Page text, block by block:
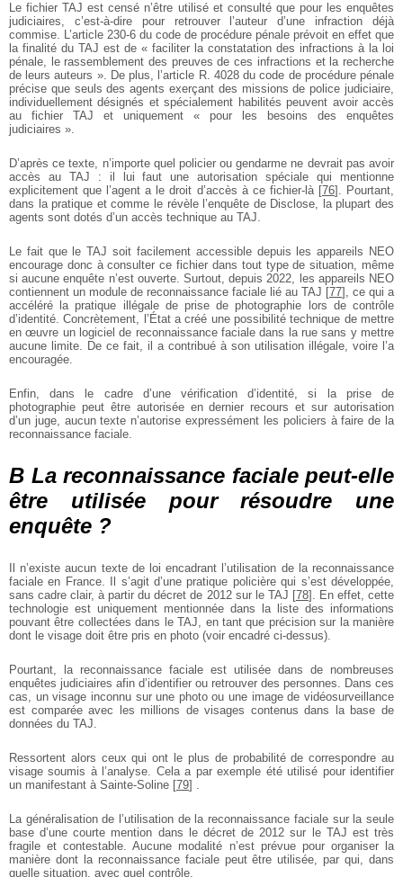
Le fichier TAJ est censé n’être utilisé et consulté que pour les enquêtes
judiciaires, c’est-à-dire pour retrouver l’auteur d’une infraction déjà
commise. L’article 230-6 du code de procédure pénale prévoit en effet que
la finalité du TAJ est de « faciliter la constatation des infractions à la loi
pénale, le rassemblement des preuves de ces infractions et la recherche
de leurs auteurs ». De plus, l’article R. 4028 du code de procédure pénale
précise que seuls des agents exerçant des missions de police judiciaire,
individuellement désignés et spécialement habilités peuvent avoir accès
au fichier TAJ et uniquement « pour les besoins des enquêtes
judiciaires ».
D’après ce texte, n’importe quel policier ou gendarme ne devrait pas avoir
accès au TAJ : il lui faut une autorisation spéciale qui mentionne
explicitement que l’agent a le droit d’accès à ce fichier-là[76] . Pourtant,
dans la pratique et comme le révèle l’enquête de Disclose, la plupart des
agents sont dotés d’un accès technique au TAJ.
Le fait que le TAJ soit facilement accessible depuis les appareils NEO
encourage donc à consulter ce fichier dans tout type de situation, même
si aucune enquête n’est ouverte. Surtout, depuis 2022, les appareils NEO
contiennent un module de reconnaissance faciale lié au TAJ [77] , ce qui a
accéléré la pratique illégale de prise de photographie lors de contrôle
d’identité. Concrètement, l’État a créé une possibilité technique de mettre
en œuvre un logiciel de reconnaissance faciale dans la rue sans y mettre
aucune limite. De ce fait, il a contribué à son utilisation illégale, voire l’a
encouragée.
Enfin, dans le cadre d’une vérification d’identité, si la prise de
photographie peut être autorisée en dernier recours et sur autorisation
d’un juge, aucun texte n’autorise expressément les policiers à faire de la
reconnaissance faciale.
B La reconnaissance faciale peut-elle
être utilisée pour résoudre une
enquête ?
Il n’existe aucun texte de loi encadrant l’utilisation de la reconnaissance
faciale en France. Il s’agit d’une pratique policière qui s’est développée,
sans cadre clair, à partir du décret de 2012 sur le TAJ [78]
. En effet, cette
technologie est uniquement mentionnée dans la liste des informations
pouvant être collectées dans le TAJ, en tant que précision sur la manière
dont le visage doit être pris en photo (voir encadré ci-dessus).
Pourtant, la reconnaissance faciale est utilisée dans de nombreuses
enquêtes judiciaires afin d’identifier ou retrouver des personnes. Dans ces
cas, un visage inconnu sur une photo ou une image de vidéosurveillance
est comparée avec les millions de visages contenus dans la base de
données du TAJ.
Ressortent alors ceux qui ont le plus de probabilité de correspondre au
visage soumis à l’analyse. Cela a par exemple été utilisé pour identifier
un manifestant à Sainte-Soline [79]
La généralisation de l’utilisation de la reconnaissance faciale sur la seule
base d’une courte mention dans le décret de 2012 sur le TAJ est très
fragile et contestable. Aucune modalité n’est prévue pour organiser la
manière dont la reconnaissance faciale peut être utilisée, par qui, dans
quelle situation, avec quel contrôle.